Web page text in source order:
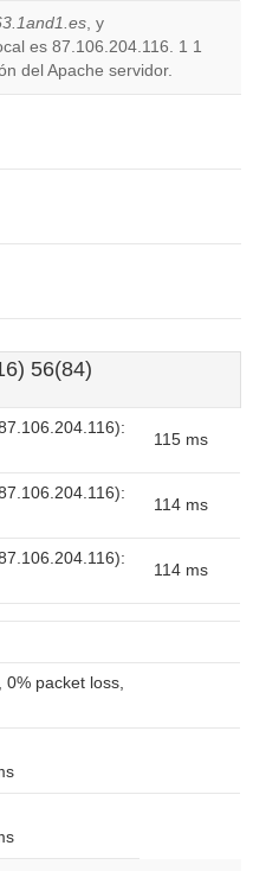
Do you
own this
, y
es 87.106.204.116. 1 1
del Apache servidor.
56(84)
115 ms
114 ms
114 ms
packet loss,